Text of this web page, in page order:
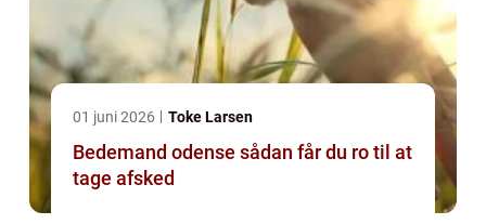
01 juni 2026 Toke Larsen
Bedemand odense sådan får du ro til at
tage afsked